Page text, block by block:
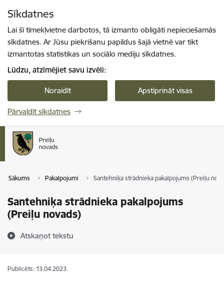
Sīkdatnes
Lai šī tīmekļvietne darbotos, tā izmanto obligāti nepieciešamās
sīkdatnes. Ar Jūsu piekrišanu papildus šajā vietnē var tikt
izmantotas statistikas un sociālo mediju sīkdatnes.
Lūdzu, atzīmējiet savu izvēli:
Noraidīt Apstiprināt visas
Pārvaldīt sīkdatnes
Sākums Pakalpojumi Santehniķa strādnieka pakalpojums (Preiļu
Santehniķa strādnieka pakalpojums
(Preiļu novads)
Atskaņot tekstu
Publicēts: 13.04.2023.